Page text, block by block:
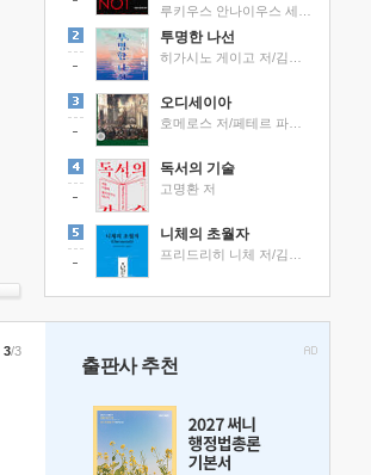
투명한 나선
오디세이아
독서의 기술
고명환 저
니체의 초월자
3/3
출판사 추천